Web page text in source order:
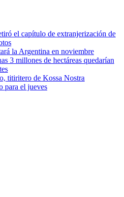
el capítulo de extranjerización de
la Argentina en noviembre
3 millones de hectáreas quedarían
titiritero de Kossa Nostra
para el jueves